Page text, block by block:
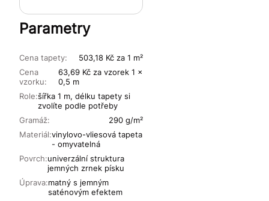
Parametry
Cena tapety:
503,18 Kč za 1 m²
Cena
vzorku:
63,69 Kč za vzorek 1 x
0,5 m
Role:šířka 1 m, délku tapety si
zvolíte podle potřeby
Materiál:vinylovo-vliesová tapeta
- omyvatelná
Povrch:univerzální struktura
jemných zrnek písku
Úprava:matný s jemným
saténovým efektem
Gramáž: 290 g/m²